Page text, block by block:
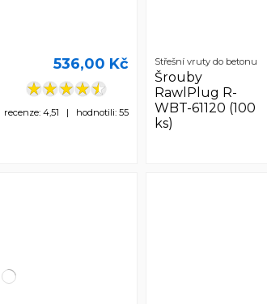
536,00 Kč
recenze: 4,51 | hodnotili: 55
Střešní vruty do betonu
Šrouby
RawlPlug R-
WBT-61120 (100
ks)